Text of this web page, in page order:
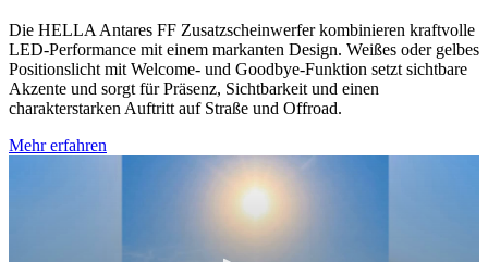
Die HELLA Antares FF Zusatzscheinwerfer kombinieren kraftvolle
LED‑Performance mit einem markanten Design. Weißes oder gelbes
Positionslicht mit Welcome‑ und Goodbye‑Funktion setzt sichtbare
Akzente und sorgt für Präsenz, Sichtbarkeit und einen
charakterstarken Auftritt auf Straße und Offroad.
Mehr erfahren